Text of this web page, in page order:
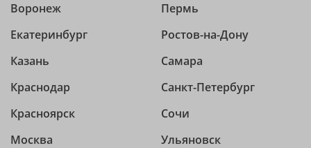
Воронеж
Екатеринбург
Казань
Краснодар
Красноярск
Москва
Пермь
Ростов-на-Дону
Самара
Санкт-Петербург
Сочи
Ульяновск